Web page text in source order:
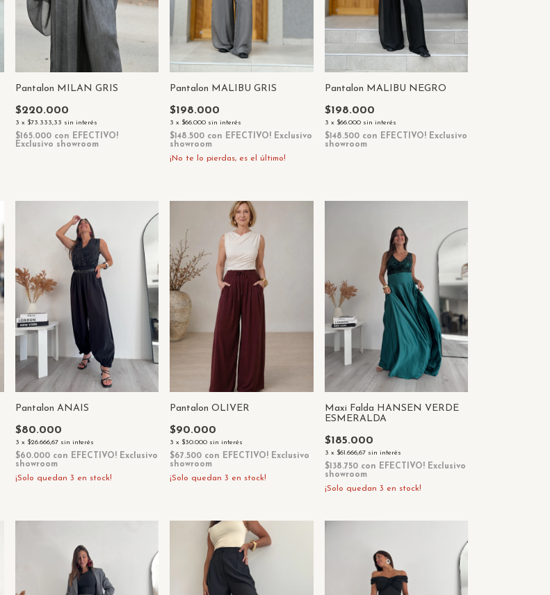
Pantalon MILAN GRIS
$220.000
3 x $73.333,33 sin interés
$165.000 con EFECTIVO!
Exclusivo showroom
Pantalon MALIBU GRIS
$198.000
3 x $66.000 sin interés
$148.500 con EFECTIVO! Exclusivo
showroom
¡No te lo pierdas, es el último!
Pantalon MALIBU NEGRO
$198.000
3 x $66.000 sin interés
$148.500 con EFECTIVO! Exclusivo
showroom
Pantalon ANAIS
$80.000
3 x $26.666,67 sin interés
$60.000 con EFECTIVO! Exclusivo
showroom
¡Solo quedan 3 en stock!
Pantalon OLIVER
$90.000
3 x $30.000 sin interés
$67.500 con EFECTIVO! Exclusivo
showroom
¡Solo quedan3 en stock!
Maxi Falda HANSEN VERDE
ESMERALDA
$185.000
3 x $61.666,67 sin interés
$138.750 con EFECTIVO! Exclusivo
showroom
¡Solo quedan 3 en stock!